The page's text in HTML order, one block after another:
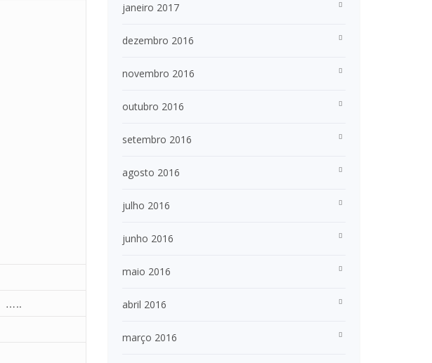
…..
janeiro 2017
dezembro 2016
novembro 2016
outubro 2016
setembro 2016
agosto 2016
julho 2016
junho 2016
maio 2016
abril 2016
março 2016